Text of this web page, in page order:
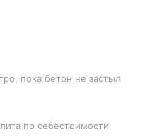
пока бетон не застыл
по себестоимости